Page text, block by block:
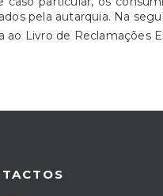
pela autarquia. Na
ao Livro de Reclamações